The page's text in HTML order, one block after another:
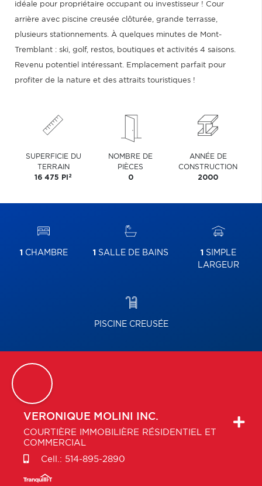
idéale pour propriétaire occupant ou investisseur ! Cour
arrière avec piscine creusée clôturée, grande terrasse,
plusieurs stationnements. À quelques minutes de Mont-
Tremblant : ski, golf, restos, boutiques et activités 4 saisons.
Revenu potentiel intéressant. Emplacement parfait pour
profiter de la nature et des attraits touristiques !
SUPERFICIE DU
TERRAIN
16 475 PI 2
NOMBRE DE
PIÈCES
0
ANNÉE DE
CONSTRUCTION
2000
1 CHAMBRE 1 SALLE DE BAINS 1 SIMPLE
LARGEUR
PISCINE CREUSÉE
VERONIQUE MOLINI INC.
COURTIÈRE IMMOBILIÈRE RÉSIDENTIEL ET
COMMERCIAL
Cell.: 514-895-2890